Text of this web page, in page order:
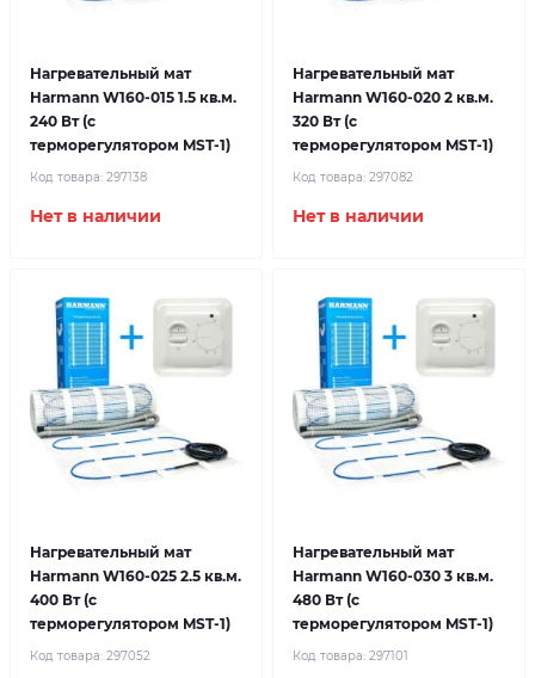
Нагревательный мат
Harmann W160-015 1.5 кв.м.
240 Вт (с
терморегулятором MST-1)
Код товара: 297138
Нет в наличии
Нагревательный мат
Harmann W160-020 2 кв.м.
320 Вт (с
терморегулятором MST-1)
Код товара: 297082
Нет в наличии
Нагревательный мат
Harmann W160-025 2.5 кв.м.
400 Вт (с
терморегулятором MST-1)
Код товара: 297052
Нагревательный мат
Harmann W160-030 3 кв.м.
480 Вт (с
терморегулятором MST-1)
Код товара: 297101